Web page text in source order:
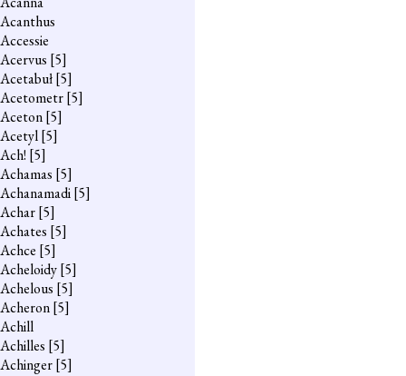
Acanthus
Accessie
Acervus [5]
Acetabuł[5]
Acetometr[5]
Aceton[5]
Acetyl[5]
Ach! [5]
Achamas [5]
Achanamadi[5]
Achar[5]
Achates [5]
Achce [5]
Acheloidy[5]
Achelous [5]
Acheron[5]
Achill
Achilles [5]
Achinger[5]